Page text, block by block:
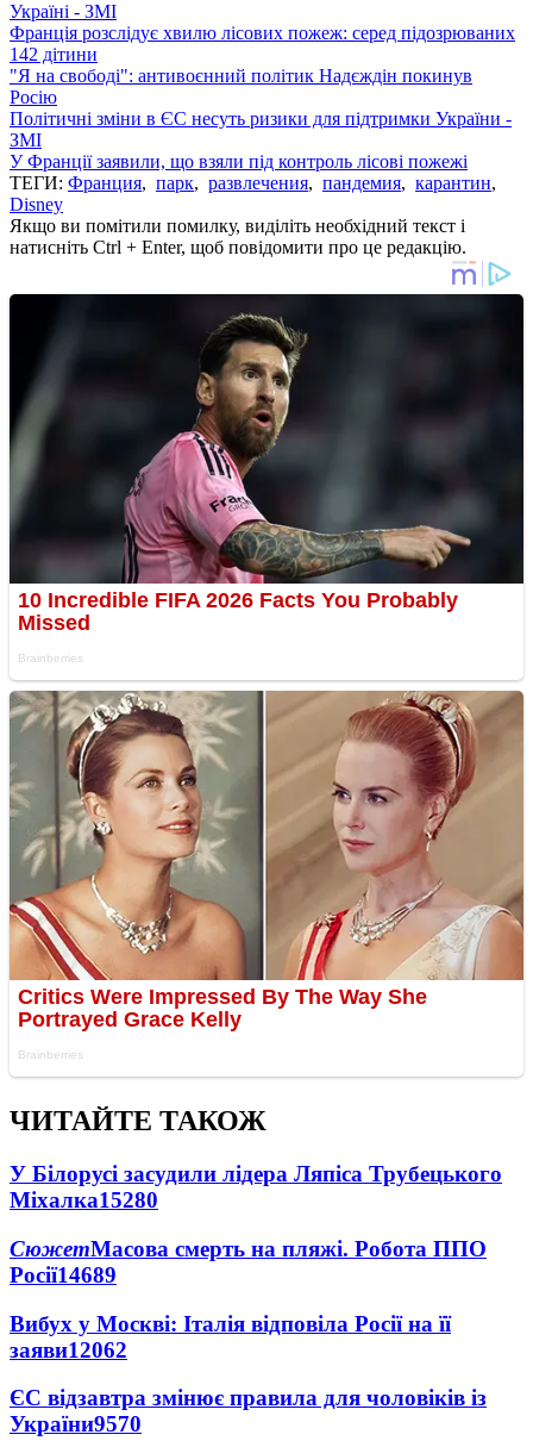
Україні - ЗМІ
Франція розслідує хвилю лісових пожеж: серед підозрюваних
142 дітини
"Я на свободі": антивоєнний політик Надєждін покинув
Росію
Політичні зміни в ЄС несуть ризики для підтримки України -
ЗМІ
У Франції заявили, що взяли під контроль лісові пожежі
ТЕГИ: Франция, парк, развлечения, пандемия, карантин,
Disney
Якщо ви помітили помилку, виділіть необхідний текст і
натисніть Ctrl + Enter, щоб повідомити про це редакцію.
ЧИТАЙТЕ ТАКОЖ
У Білорусі засудили лідера Ляпіса Трубецького
Міхалка15280
СюжетМасова смерть на пляжі. Робота ППО
Росії14689
Вибух у Москві: Італія відповіла Росії на її
заяви12062
ЄС відзавтра змінює правила для чоловіків із
України9570